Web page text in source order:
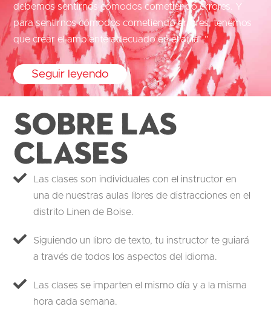
debemos sentirnos cómodos cometiendo errores. Y
para sentirnos cómodos cometiendo errores, tenemos
que crear el ambiente adecuado en el aula”.”
Seguir leyendo
Sobre las
clases
Las clases son individuales con el instructor en
una de nuestras aulas libres de distracciones en el
distrito Linen de Boise.
Siguiendo un libro de texto, tu instructor te guiará
a través de todos los aspectos del idioma.
Las clases se imparten el mismo día y a la misma
hora cada semana.